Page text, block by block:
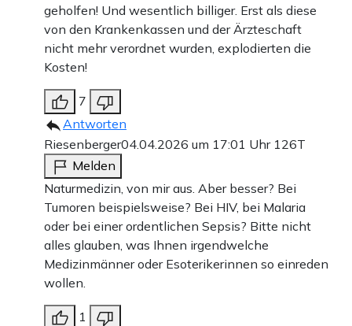
geholfen! Und wesentlich billiger. Erst als diese
von den Krankenkassen und der Ärzteschaft
nicht mehr verordnet wurden, explodierten die
Kosten!
7
Antworten
Riesenberger04.04.2026 um 17:01 Uhr 126T
Melden
Naturmedizin, von mir aus. Aber besser? Bei
Tumoren beispielsweise? Bei HIV, bei Malaria
oder bei einer ordentlichen Sepsis? Bitte nicht
alles glauben, was Ihnen irgendwelche
Medizinmänner oder Esoterikerinnen so einreden
wollen.
1